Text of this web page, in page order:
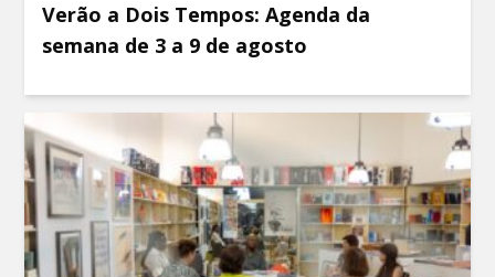
Verão a Dois Tempos: Agenda da
semana de 3 a 9 de agosto